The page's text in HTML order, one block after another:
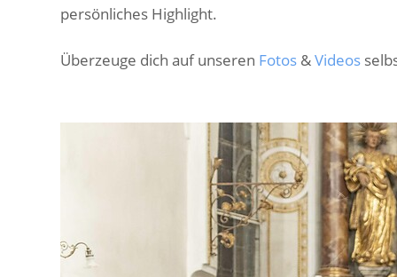
persönliches Highlight.
Überzeuge dich auf unseren Fotos &Videos